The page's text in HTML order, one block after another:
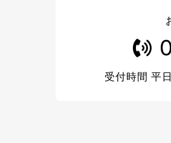
受付時間 平日